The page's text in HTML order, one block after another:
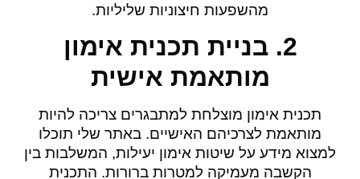
מהשפעות חיצוניות שליליות.
2. בניית תכנית אימון
מותאמת אישית
תכנית אימון מוצלחת למתבגרים צריכה להיות
מותאמת לצרכיהם האישיים. באתר שלי תוכלו
למצוא מידע על שיטות אימון יעילות, המשלבות בין
הקשבה מעמיקה למטרות ברורות. התכנית